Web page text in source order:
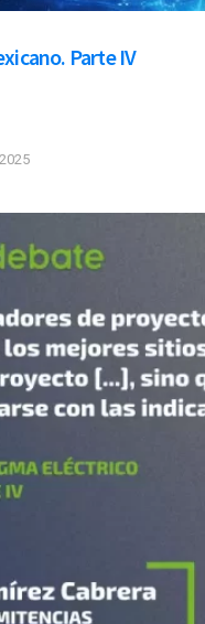
Parte IV